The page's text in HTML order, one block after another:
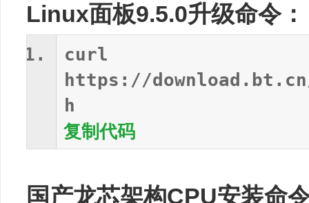
Linux面板9.5.0升级命令：
curl
https://
h
复制代码
国产龙芯架构CPU安装命